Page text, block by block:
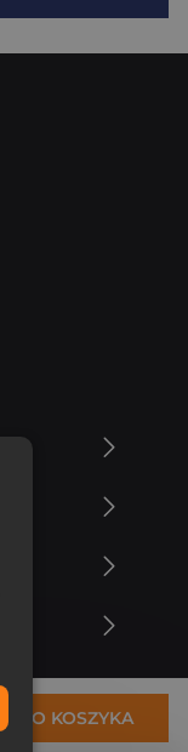
DO KOSZYKA